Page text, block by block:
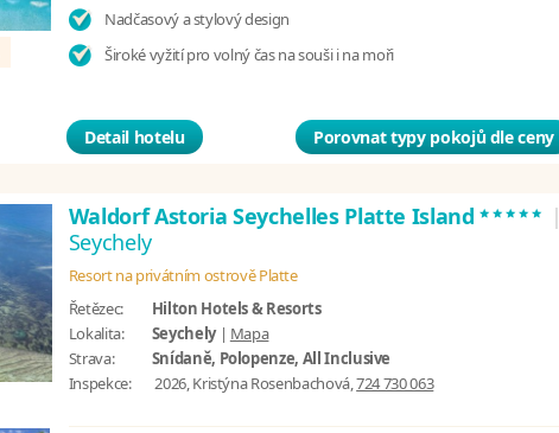
Nadčasový a stylový design
Široké vyžití pro volný čas na souši i na moři
Detail hotelu Porovnat typy pokojů dle ceny
Waldorf Astoria Seychelles Platte Island***** |
Seychely
Resort na privátním ostrově Platte
Řetězec:
Hilton Hotels & Resorts
Lokalita:
Seychely| Mapa
Strava:
Snídaně, Polopenze, All Inclusive
Inspekce:
2026, Kristýna Rosenbachová,724 730 063